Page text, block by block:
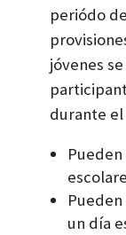
periódo
jóvenes
durante el
un día